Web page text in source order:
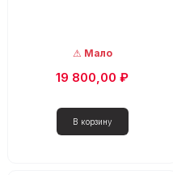
Мало
19 800,00 ₽